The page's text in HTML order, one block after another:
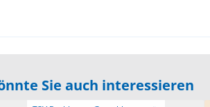
Sie auch interessieren